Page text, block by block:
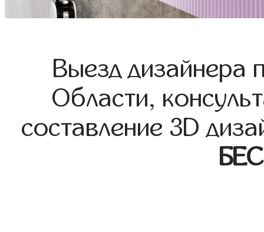
Выезд дизайнера
Области,
составление 3D